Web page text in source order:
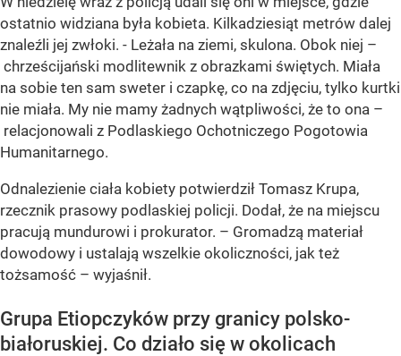
ostatnio widziana była kobieta. Kilkadziesiąt metrów dalej
znaleźli jej zwłoki. - Leżała na ziemi, skulona. Obok niej –
chrześcijański modlitewnik z obrazkami świętych. Miała
na sobie ten sam sweter i czapkę, co na zdjęciu, tylko kurtki
nie miała. My nie mamy żadnych wątpliwości, że to ona –
relacjonowali z Podlaskiego Ochotniczego Pogotowia
Humanitarnego.
Odnalezienie ciała kobiety potwierdził Tomasz Krupa,
rzecznik prasowy podlaskiej policji. Dodał, że na miejscu
pracują mundurowi i prokurator. – Gromadzą materiał
dowodowy i ustalają wszelkie okoliczności, jak też
tożsamość – wyjaśnił.
Grupa Etiopczyków przy granicy polsko-
białoruskiej. Co działo się w okolicach